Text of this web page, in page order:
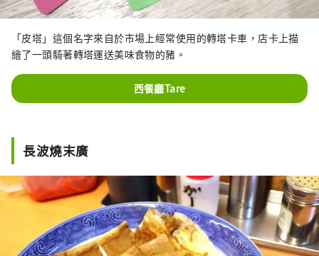
「皮塔」這個名字來自於市場上經常使用的轉塔卡車，店卡上描
繪了一頭騎著轉塔運送美味食物的豬。
西餐廳Tare
長波燒末廣